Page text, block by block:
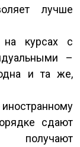
лучше
курсах с
–
и та же,
сдают
получают